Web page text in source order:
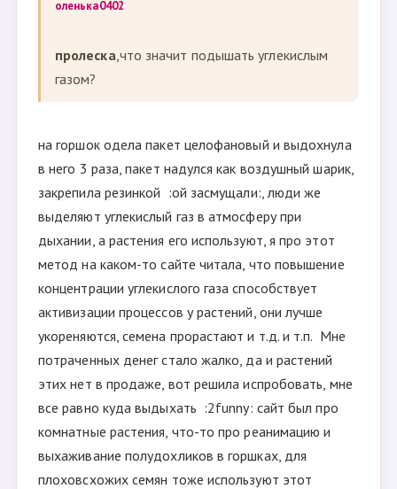
оленька0402
пролеска,что значит подышать углекислым
газом?
на горшок одела пакет целофановый и выдохнула
в него 3 раза, пакет надулся как воздушный шарик,
закрепила резинкой :ой засмущали:, люди же
выделяют углекислый газ в атмосферу при
дыхании, а растения его используют, я про этот
метод на каком-то сайте читала, что повышение
концентрации углекислого газа способствует
активизации процессов у растений, они лучше
укореняются, семена прорастают и т.д. и т.п. Мне
потраченных денег стало жалко, да и растений
этих нет в продаже, вот решила испробовать, мне
все равно куда выдыхать :2funny: сайт был про
комнатные растения, что-то про реанимацию и
выхаживание полудохликов в горшках, для
плоховсхожих семян тоже используют этот